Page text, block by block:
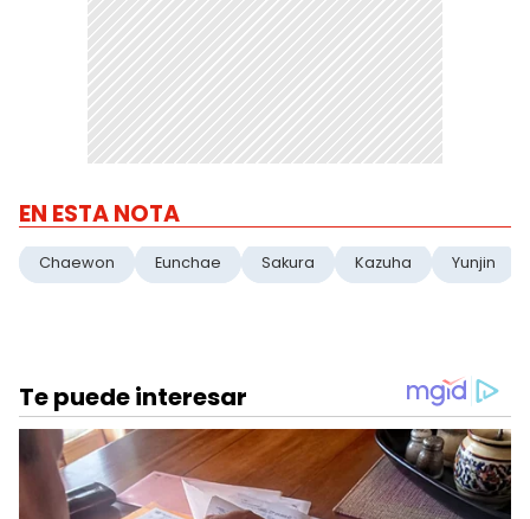
EN ESTA NOTA
Chaewon Eunchae Sakura Kazuha Yunjin